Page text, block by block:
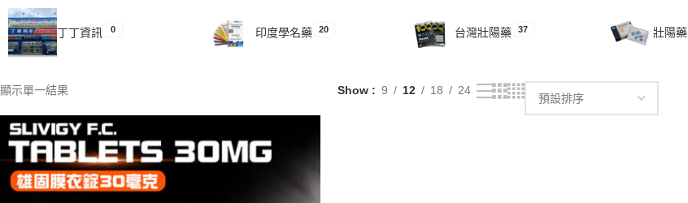
丁丁資訊 0 印度學名藥 20 台灣壯陽藥 37 壯陽藥
顯示單一結果 Show 9 12 18 24